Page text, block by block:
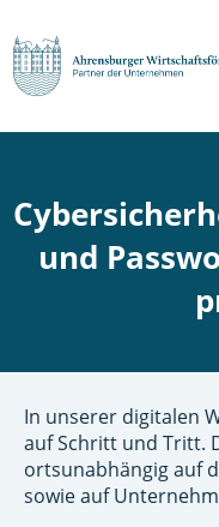
und
In unserer digitalen
auf Schritt und Tritt.
ortsunabhängig auf
sowie auf